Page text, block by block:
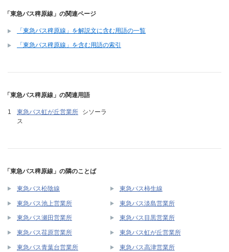
「東急バス稗原線」の関連ページ
「東急バス稗原線」を解説文に含む用語の一覧
「東急バス稗原線」を含む用語の索引
「東急バス稗原線」の関連用語
東急バス虹が丘営業所
シソーラ
ス
「東急バス稗原線」の隣のことば
東急バス松陰線 東急バス柿生線
東急バス池上営業所 東急バス淡島営業所
東急バス瀬田営業所 東急バス目黒営業所
東急バス荏原営業所 東急バス虹が丘営業所
東急バス青葉台営業所
東急バス高津営業所